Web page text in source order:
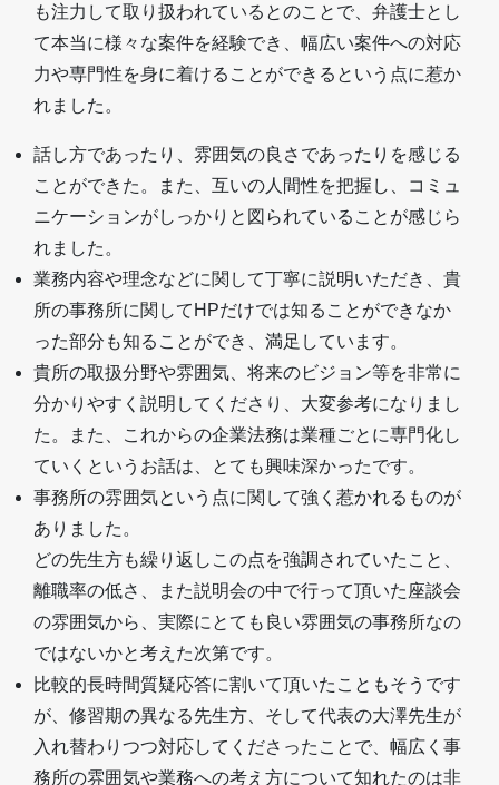
も注力して取り扱われているとのことで、弁護士とし
て本当に様々な案件を経験でき、幅広い案件への対応
力や専門性を身に着けることができるという点に惹か
れました。
話し方であったり、雰囲気の良さであったりを感じる
ことができた。また、互いの人間性を把握し、コミュ
ニケーションがしっかりと図られていることが感じら
れました。
業務内容や理念などに関して丁寧に説明いただき、貴
所の事務所に関してHPだけでは知ることができなか
った部分も知ることができ、満足しています。
貴所の取扱分野や雰囲気、将来のビジョン等を非常に
分かりやすく説明してくださり、大変参考になりまし
た。また、これからの企業法務は業種ごとに専門化し
ていくというお話は、とても興味深かったです。
事務所の雰囲気という点に関して強く惹かれるものが
ありました。
どの先生方も繰り返しこの点を強調されていたこと、
離職率の低さ、また説明会の中で行って頂いた座談会
の雰囲気から、実際にとても良い雰囲気の事務所なの
ではないかと考えた次第です。
比較的長時間質疑応答に割いて頂いたこともそうです
が、修習期の異なる先生方、そして代表の大澤先生が
入れ替わりつつ対応してくださったことで、幅広く事
務所の雰囲気や業務への考え方について知れたのは非